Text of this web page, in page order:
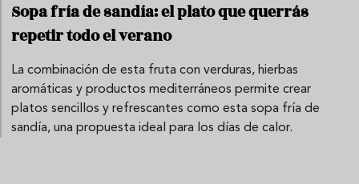
Sopa fría de sandía: el plato que querrás
repetir todo el verano
La combinación de esta fruta con verduras, hierbas
aromáticas y productos mediterráneos permite crear
platos sencillos y refrescantes como esta sopa fría de
sandía, una propuesta ideal para los días de calor.